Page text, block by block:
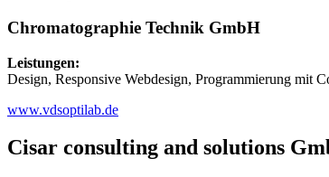
Chromatographie Technik GmbH
Leistungen:
Design, Responsive Webdesign, Programmierung mit
www.vdsoptilab.de
Cisar consulting and solutions